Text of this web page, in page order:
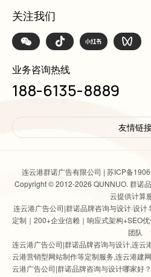
关注我们
业务咨询热线
188-6135-8889
友情链
连云港群诺广告有限公司 | 苏ICP备
Copyright © 2012-2026 QUNNUO. 群诺
云提供计算
连云港广告公司|群诺品牌咨询与设计·设计
定制｜200+企业信赖｜响应式架构+SEO
团队
连云港广告公司|群诺品牌咨询与设计,连云
云港营销型网站制作等定制服务,连云港建
云港广告公司|群诺品牌咨询与设计哪家好？